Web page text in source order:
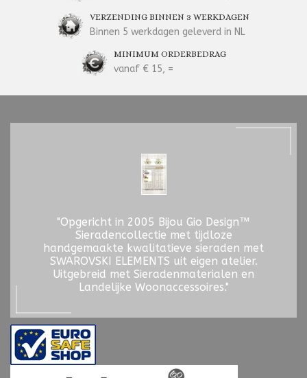
VERZENDING BINNEN 3 WERKDAGEN
Binnen 5 werkdagen geleverd in NL
MINIMUM ORDERBEDRAG
vanaf € 15, =
"Opgericht in 2005 Bijou Gio Design™
Sieradencollectie met tijdloze
handgemaakte kwalitatieve sieraden met
SWAROVSKI ELEMENTS uit eigen atelier.
Uitgebreid met Sieradenmaterialen en
Landelijke Woonaccessoires."